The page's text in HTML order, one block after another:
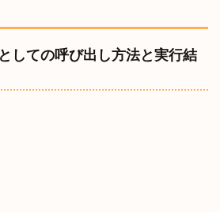
しての呼び出し方法と実行結